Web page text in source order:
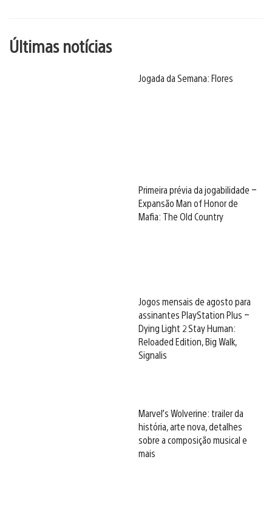
Últimas notícias
Jogada da Semana: Flores
Primeira prévia da jogabilidade –
Expansão Man of Honor de
Mafia: The Old Country
Jogos mensais de agosto para
assinantes PlayStation Plus –
Dying Light 2 Stay Human:
Reloaded Edition, Big Walk,
Signalis
Marvel’s Wolverine: trailer da
história, arte nova, detalhes
sobre a composição musical e
mais